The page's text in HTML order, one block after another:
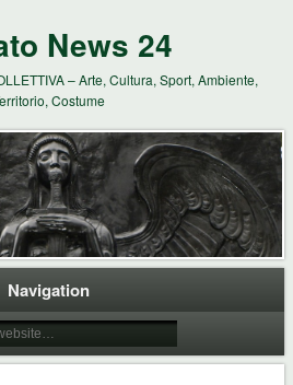
News 24
– Arte, Cultura, Sport, Ambiente,
Costume
Navigation